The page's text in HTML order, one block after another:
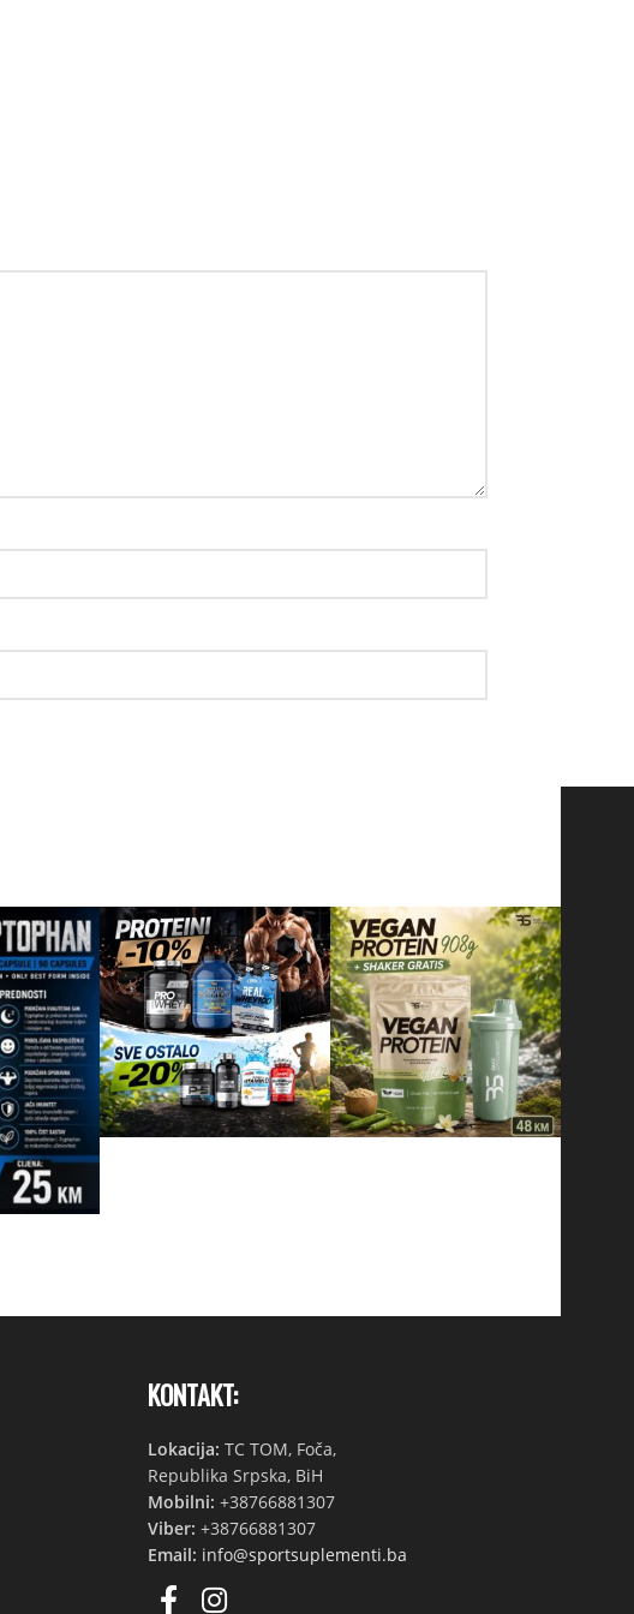
KONTAKT:
Lokacija: TC TOM, Foča,
Republika Srpska, BiH
Mobilni: +38766881307
Viber: +38766881307
Email: info@sportsuplementi.ba